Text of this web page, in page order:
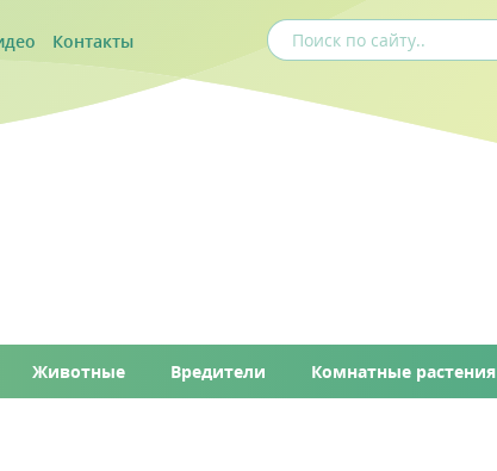
Контакты
Животные Вредители Комнатные растения